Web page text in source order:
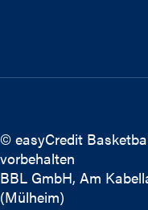
© easyCredit
vorbehalten
BBL GmbH, Am
(Mülheim)